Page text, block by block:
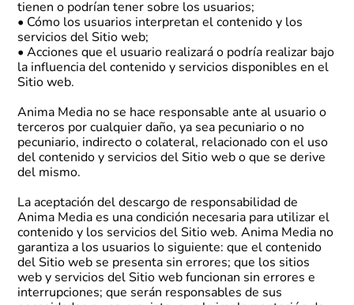
tienen o podrían tener sobre los usuarios;
• Cómo los usuarios interpretan el contenido y los
servicios del Sitio web;
• Acciones que el usuario realizará o podría realizar bajo
la influencia del contenido y servicios disponibles en el
Sitio web.
Anima Media no se hace responsable ante al usuario o
terceros por cualquier daño, ya sea pecuniario o no
pecuniario, indirecto o colateral, relacionado con el uso
del contenido y servicios del Sitio web o que se derive
del mismo.
La aceptación del descargo de responsabilidad de
Anima Media es una condición necesaria para utilizar el
contenido y los servicios del Sitio web. Anima Media no
garantiza a los usuarios lo siguiente: que el contenido
del Sitio web se presenta sin errores; que los sitios
web y servicios del Sitio web funcionan sin errores e
interrupciones; que serán responsables de sus